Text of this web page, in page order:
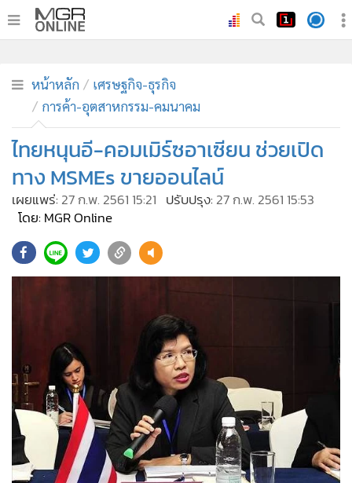
• ทันเหตุการณ์
ภาคใต้
• ภูมิภาค
• Online Section
• บันเทิง
• ผู้จัดการรายวัน
• ละคร
• CbizReview
Good health & Well-being
• Green Innovation & SD
• Management & HR
MGR Live
Infographic
• การเมือง
หน้าหลัก
เศรษฐกิจ-ธุรกิจ
การค้า-อุตสาหกรรม-คมนาคม
ไทยหนุนอี-คอมเมิร์ซอาเซียน ช่วยเปิด
ทาง MSMEs ขายออนไลน์
เผยแพร่: 27 ก.พ. 2561 15:21 ปรับปรุง: 27 ก.พ. 2561 15:53
โดย: MGR Online